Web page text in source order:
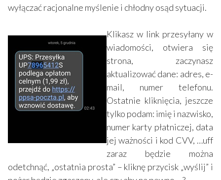
wyłączać racjonalne myślenie i chłodny osąd sytuacji.
Klikasz w link przesyłany w
wiadomości, otwiera się
strona, zaczynasz
aktualizować dane: adres, e-
mail, numer telefonu.
Ostatnie kliknięcia, jeszcze
tylko podam: imię i nazwisko,
numer karty płatniczej, data
jej ważności i kod CVV, …uff
zaraz będzie można
odetchnąć, „ostatnia prosta” – kliknę przycisk „wyślij” i